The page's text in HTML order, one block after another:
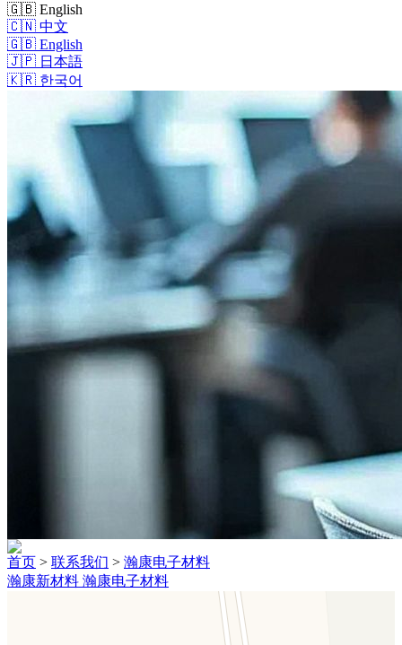
🇬🇧 English
🇨🇳 中文
🇬🇧 English
🇯🇵 日本語
🇰🇷 한국어
首页 > 联系我们 > 瀚康电子材料
瀚康新材料 瀚康电子材料